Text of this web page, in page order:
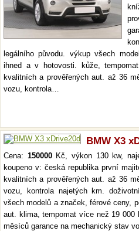
legálního původu. výkup všech
ihned a v hotovosti. kůže,
kvalitních a prověřených aut. až 36
vozu, kontrola…
BMW X3
Cena: 150000Kč, výkon 130 kw,
koupeno v: česká republika první
kvalitních a prověřených aut. až 36
vozu, kontrola najetých km.
všech modelů a značek, férové ceny,
aut. klima, tempomat více než 19
měsíců garance na mechanický stav